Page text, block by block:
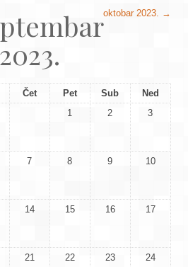
)
2023.
oktobar 2023. →
Čet Pet Sub
Ned
1
2 3
7 8 9 10
14 15 16 17
21 22 23 24